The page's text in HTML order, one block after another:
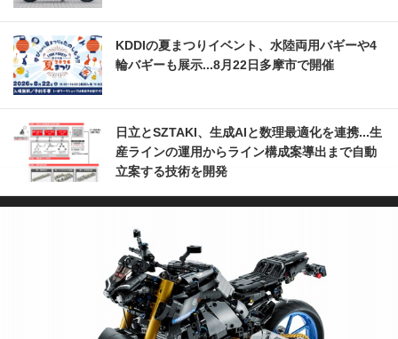
KDDIの夏まつりイベント、水陸両用バギーや4
輪バギーも展示...8月22日多摩市で開催
日立とSZTAKI、生成AIと数理最適化を連携...生
産ラインの運用からライン構成案導出まで自動
立案する技術を開発